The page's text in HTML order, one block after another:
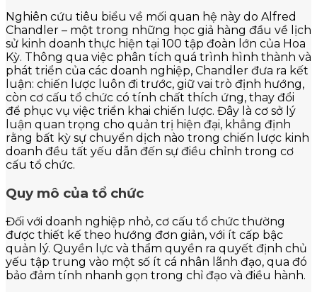
Nghiên cứu tiêu biểu về mối quan hệ này do Alfred
Chandler – một trong những học giả hàng đầu về lịch
sử kinh doanh thực hiện tại 100 tập đoàn lớn của Hoa
Kỳ. Thông qua việc phân tích quá trình hình thành và
phát triển của các doanh nghiệp, Chandler đưa ra kết
luận: chiến lược luôn đi trước, giữ vai trò định hướng,
còn cơ cấu tổ chức có tính chất thích ứng, thay đổi
để phục vụ việc triển khai chiến lược. Đây là cơ sở lý
luận quan trọng cho quản trị hiện đại, khẳng định
rằng bất kỳ sự chuyển dịch nào trong chiến lược kinh
doanh đều tất yếu dẫn đến sự điều chỉnh trong cơ
cấu tổ chức.
Quy mô của tổ chức
Đối với doanh nghiệp nhỏ, cơ cấu tổ chức thường
được thiết kế theo hướng đơn giản, với ít cấp bậc
quản lý. Quyền lực và thẩm quyền ra quyết định chủ
yếu tập trung vào một số ít cá nhân lãnh đạo, qua đó
bảo đảm tính nhanh gọn trong chỉ đạo và điều hành.